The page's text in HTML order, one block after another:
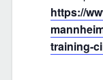
https://
training-